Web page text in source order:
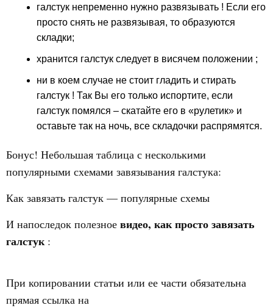
галстук непременно нужно развязывать ! Если его
просто снять не развязывая, то образуются
складки;
хранится галстук следует в висячем положении ;
ни в коем случае не стоит гладить и стирать
галстук ! Так Вы его только испортите, если
галстук помялся – скатайте его в «рулетик» и
оставьте так на ночь, все складочки распрямятся.
Бонус! Небольшая таблица с несколькими
популярными схемами завязывания галстука:
Как завязать галстук — популярные схемы
И напоследок полезное видео, как просто завязать
галстук :
При копировании статьи или ее части обязательна
прямая ссылка на